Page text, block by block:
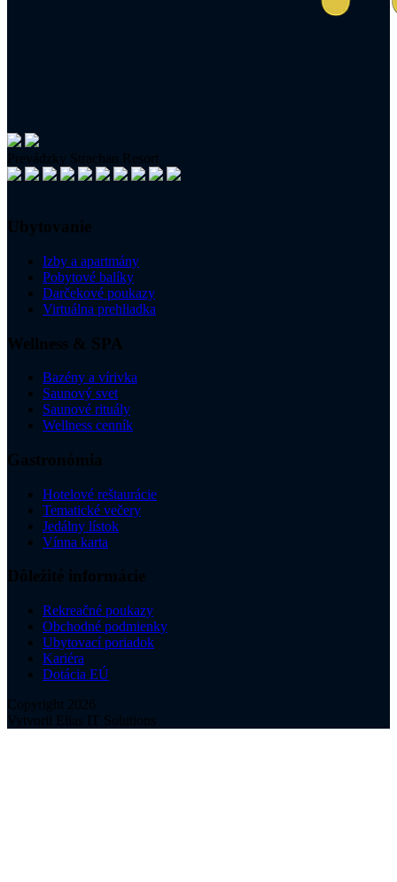
Prevádzky Strachan Resort
Ubytovanie
Izby a apartmány
Pobytové balíky
Darčekové poukazy
Virtuálna prehliadka
Wellness & SPA
Bazény a vírivka
Saunový svet
Saunové rituály
Wellness cenník
Gastronómia
Hotelové reštaurácie
Tematické večery
Jedálny lístok
Vínna karta
Dôležité informácie
Rekreačné poukazy
Obchodné podmienky
Ubytovací poriadok
Kariéra
Dotácia EÚ
Copyright 2026
Vytvoril Elias IT Solutions